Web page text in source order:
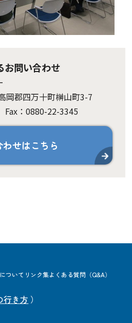
お問い合わせ
郡四万十町榊山町3-7
Fax：0880-22-3345
わせはこちら
ついて リンク集よくある質問（Q&A）
行き方 ）